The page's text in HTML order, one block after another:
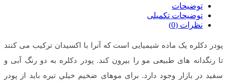
توضیحات
توضیحات تکمیلی
نظرات (0)
پودر دکلره یک ماده شیمیایی است که آنرا با اکسیدان ترکیب می کنند
تا رنگدانه های طبیعی مو را بیرون کند. پودر دکلره به دو رنگ آبی و
سفید در بازار وجود دارد. برای موهای ضخیم خيلي تیره باید از پودر